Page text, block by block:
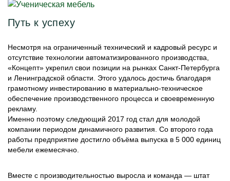
Путь к успеху
Несмотря на ограниченный технический и кадровый ресурс и
отсутствие технологии автоматизированного производства,
«Концепт» укрепил свои позиции на рынках Санкт-Петербурга
и Ленинградской области. Этого удалось достичь благодаря
грамотному инвестированию в материально-техническое
обеспечение производственного процесса и своевременную
рекламу.
Именно поэтому следующий 2017 год стал для молодой
компании периодом динамичного развития. Со второго года
работы предприятие достигло объёма выпуска в 5 000 единиц
мебели ежемесячно.
Вместе с производительностью выросла и команда — штат